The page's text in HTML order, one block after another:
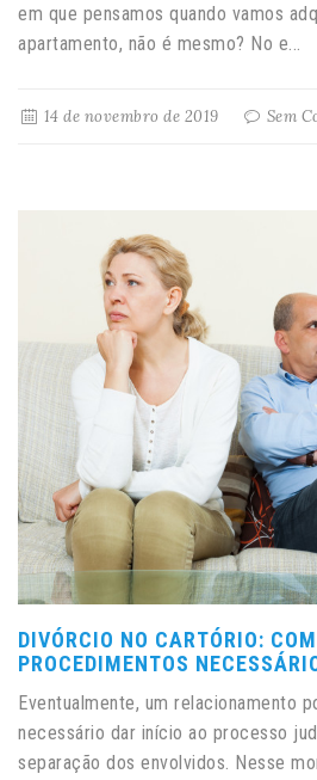
em que pensamos quando vamos
apartamento, não é mesmo? No e...
14 de novembro de 2019 Sem
DIVÓRCIO NO CARTÓRIO:
PROCEDIMENTOS
Eventualmente, um relacionamento
necessário dar início ao processo
separação dos envolvidos. Nesse